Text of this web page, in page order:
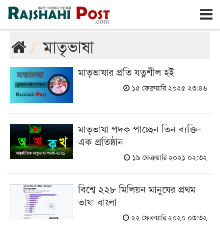
রাজশাহী বৃহঃস্পতিবার, ৬ই আগস্ট ২০২৬, ২৩শে শ্রাবণ ১৪৩৩
মাতৃভাষা
মাতৃভাষার প্রতি যত্নশীল হই
১৫ ফেব্রুয়ারি ২০২৫ ২৩:৪৬
মাতৃভাষা পদক পাচ্ছেন তিন ব্যক্তি-
এক প্রতিষ্ঠান
১৯ ফেব্রুয়ারি ২০২১ ০২:৩২
বিশ্বে ২২৮ মিলিয়ন মানুষের প্রথম
ভাষা বাংলা
২২ ফেব্রুয়ারি ২০২০ ০৩:৩২